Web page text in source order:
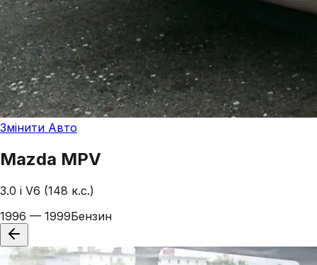
Змінити Авто
Mazda MPV
3.0 i V6 (148 к.с.)
1996 — 1999Бензин